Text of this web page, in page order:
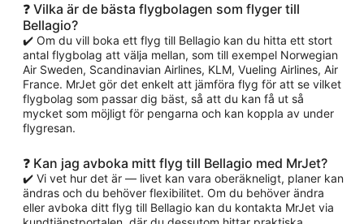
❓ Vilka är de bästa flygbolagen som flyger till
Bellagio?
✔️ Om du vill boka ett flyg till Bellagio kan du hitta ett stort
antal flygbolag att välja mellan, som till exempel Norwegian
Air Sweden, Scandinavian Airlines, KLM, Vueling Airlines, Air
France. MrJet gör det enkelt att jämföra flyg för att se vilket
flygbolag som passar dig bäst, så att du kan få ut så
mycket som möjligt för pengarna och kan koppla av under
flygresan.
❓ Kan jag avboka mitt flyg till Bellagio med MrJet?
✔️ Vi vet hur det är — livet kan vara oberäkneligt, planer kan
ändras och du behöver flexibilitet. Om du behöver ändra
eller avboka ditt flyg till Bellagio kan du kontakta MrJet via